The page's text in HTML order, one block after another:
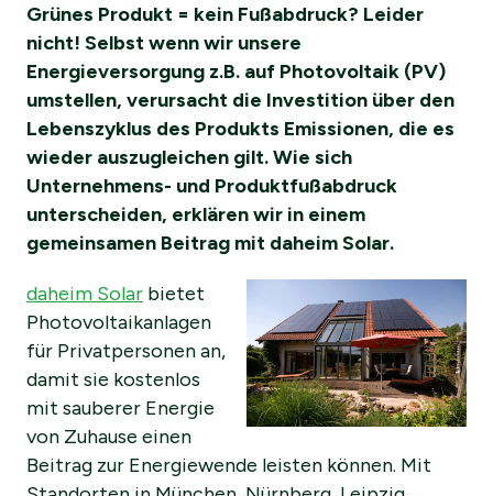
Grünes Produkt = kein Fußabdruck? Leider
nicht! Selbst wenn wir unsere
Energieversorgung z.B. auf Photovoltaik (PV)
umstellen, verursacht die Investition über den
Lebenszyklus des Produkts Emissionen, die es
wieder auszugleichen gilt. Wie sich
Unternehmens- und Produktfußabdruck
unterscheiden, erklären wir in einem
gemeinsamen Beitrag mit daheim Solar.
daheim Solar bietet
Photovoltaikanlagen
für Privatpersonen an,
damit sie kostenlos
mit sauberer Energie
von Zuhause einen
Beitrag zur Energiewende leisten können. Mit